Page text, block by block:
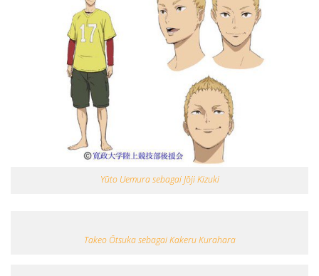
Yūto Uemura sebagai Jōji Kizuki
Takeo Ōtsuka sebagai Kakeru Kurahara